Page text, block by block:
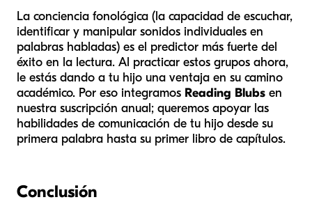
La conciencia fonológica (la capacidad de escuchar,
identificar y manipular sonidos individuales en
palabras habladas) es el predictor más fuerte del
éxito en la lectura. Al practicar estos grupos ahora,
le estás dando a tu hijo una ventaja en su camino
académico. Por eso integramos Reading Blubs en
nuestra suscripción anual; queremos apoyar las
habilidades de comunicación de tu hijo desde su
primera palabra hasta su primer libro de capítulos.
Conclusión